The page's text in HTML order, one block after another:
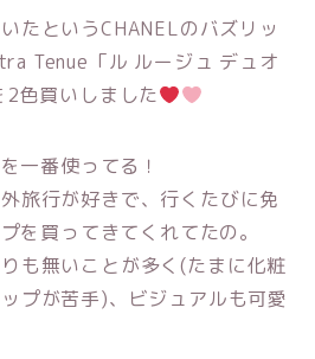
たというCHANELのバズリッ
Tenue「ル ルージュ デュオ
色買いしました
一番使ってる！
旅行が好きで、行くたびに免
を買ってきてくれてたの。
も無いことが多く(たまに化粧
プが苦手)、ビジュアルも可愛